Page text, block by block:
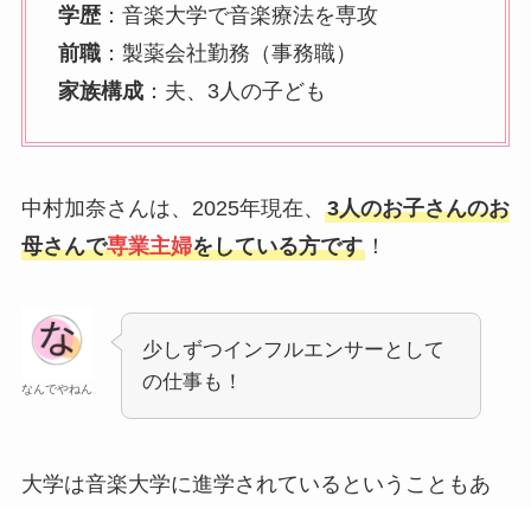
学歴：音楽大学で音楽療法を専攻
前職：製薬会社勤務（事務職）
家族構成：夫、3人の子ども
中村加奈さんは、2025年現在、 3人のお子さんのお
母さんで専業主婦をしている方です！
なんでやねん
少しずつインフルエンサーとして
の仕事も！
大学は音楽大学に進学されているということもあ